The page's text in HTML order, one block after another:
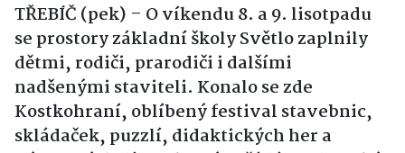
TŘEBÍČ (pek) – O víkendu 8. a 9. lisotpadu
se prostory základní školy Světlo zaplnily
dětmi, rodiči, prarodiči i dalšími
nadšenými staviteli. Konalo se zde
Kostkohraní, oblíbený festival stavebnic,
skládaček, puzzlí, didaktických her a